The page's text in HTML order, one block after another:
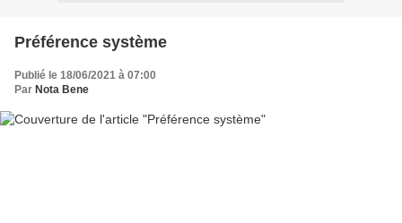
Préférence système
Publié le 18/06/2021 à 07:00
Par Nota Bene